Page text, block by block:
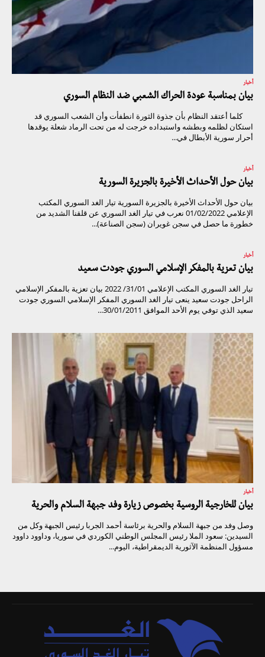
أخبار
بيان بمناسبة عودة الحراك الشعبي ضد النظام السوري
كلما أعتقد النظام بأن جذوة الثورة انطفأت وأن الشعب السوري قد
استكان لظلمه وبطشه واستبداده خرجت له من تحت الرماد شعلة يوقدها
أحرار سورية الأبطال في...
أخبار
بيان حول الأحداث الأخيرة بالجزيرة السورية
بيان حول الأحداث الأخيرة بالجزيرة السورية تيار الغد السوري المكتب
الإعلامي 01/02/2022 نعرب في تيار الغد السوري عن قلقنا الشديد من
خطورة ما حصل في سجن غويران (سجن الصناعة)...
أخبار
بيان تعزية بالمفكر الإسلامي السوري جودت سعيد
تيار الغد السوري المكتب الإعلامي 31/01/ 2022 بيان تعزية بالمفكر الإسلامي
الراحل جودت سعيد ينعى تيار الغد السوري المفكر الإسلامي السوري جودت
سعيد الذي توفي يوم الأحد الموافق 30/01/2011...
أخبار
بيان للخارجية الروسية بخصوص زيارة وفد جبهة السلام والحرية
وصل وفد من جبهة السلام والحرية برئاسة أحمد الجربا رئيس الجبهة وكل من
السيدين: سعود الملا رئيس المجلس الوطني الكوردي في سوريا، وداوود داوود
مسؤول المنظمة الآثورية الديمقراطية، اليوم...